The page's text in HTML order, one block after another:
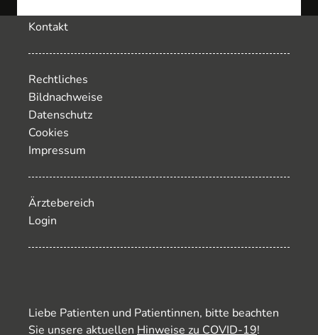
Kontakt
Rechtliches
Bildnachweise
Datenschutz
Cookies
Impressum
Ärztebereich
Login
Liebe Patienten und Patientinnen, bitte beachten
Sie unsere aktuellen Hinweise zu COVID-19!